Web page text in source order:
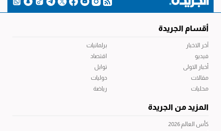
أقسام الجريدة
آخر الاخبار
فيديو
أخبار الاولى
مقالات
محليات
برلمانيات
اقتصاد
توابل
دوليات
رياضة
المزيد من الجريدة
كأس العالم 2026